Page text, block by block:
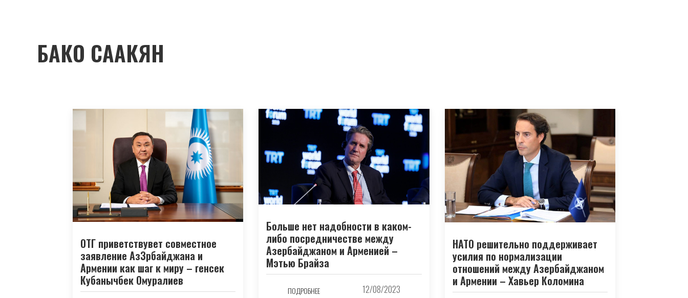
БАКО СААКЯН
ОТГ приветствувет совместное
заявление Аз3рбайджана и
Армении как шаг к миру – генсек
Кубанычбек Омуралиев
Больше нет надобности в каком-
либо посредничестве между
Азербайджаном и Арменией –
Мэтью Брайза
ПОДРОБНЕЕ 12/08/2023
НАТО решительно поддерживает
усилия по нормализации
отношений между Азербайджаном
и Армении – Хавьер Коломина